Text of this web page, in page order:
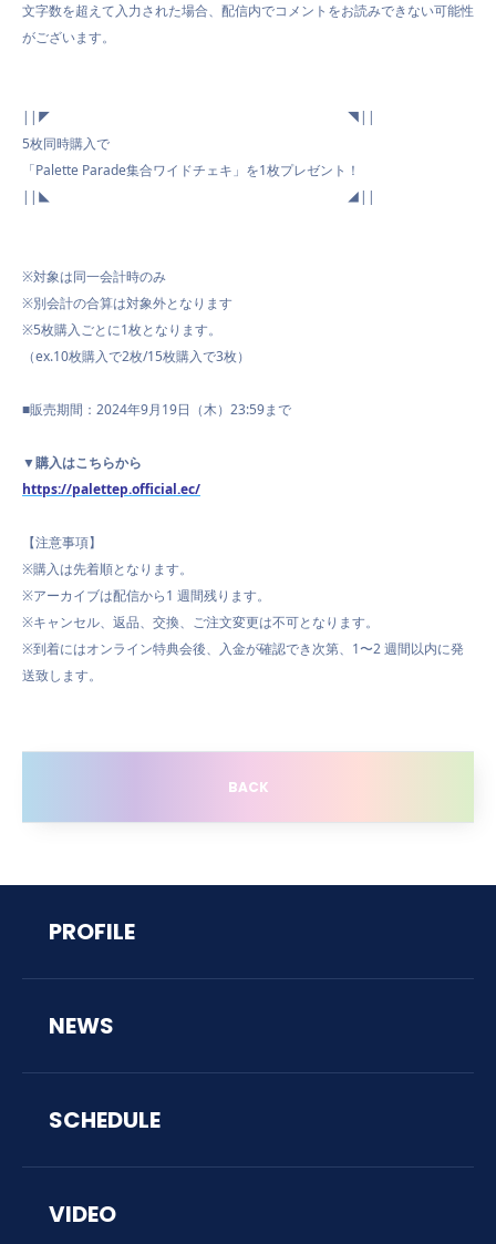
文字数を超えて入力された場合、配信内でコメントをお読みできない可能性
がございます。
||◤ ◥||
5枚同時購入で
「Palette Parade集合ワイドチェキ」を1枚プレゼント！
||◣ ◢||
※対象は同一会計時のみ
※別会計の合算は対象外となります
※5枚購入ごとに1枚となります。
（ex.10枚購入で2枚/15枚購入で3枚）
■販売期間：2024年9月19日（木）23:59まで
▼購入はこちらから
https://palettep.official.ec/
【注意事項】
※購入は先着順となります。
※アーカイブは配信から1 週間残ります。
※キャンセル、返品、交換、ご注文変更は不可となります。
※到着にはオンライン特典会後、入金が確認でき次第、1〜2 週間以内に発
送致します。
BACK
PROFILE
NEWS
SCHEDULE
VIDEO